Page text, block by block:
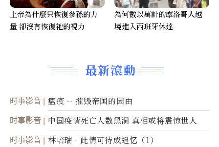
最新滾動
时事影音 瘟疫 -- 摧毁帝国的因由
时事影音 中国疫情死亡人数黑洞 真相或将震惊世人
时事影音 林培瑞 - 此情可待成追忆（1）
上帝為什麼只恢復參孫的力
量 卻沒有恢復祂的視力
為何數以萬計的摩洛哥人越
境進入西班牙休達